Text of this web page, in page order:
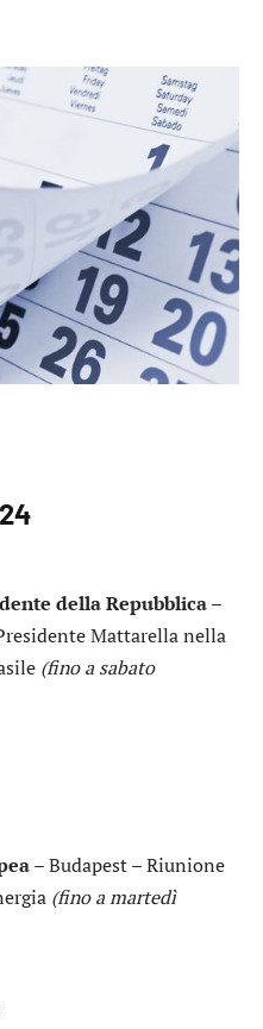
della Repubblica–
Mattarella nella
(fino a sabato
– Budapest – Riunione
(fino a martedì